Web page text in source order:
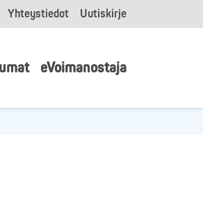
Yhteystiedot Uutiskirje
eVoimanostaja